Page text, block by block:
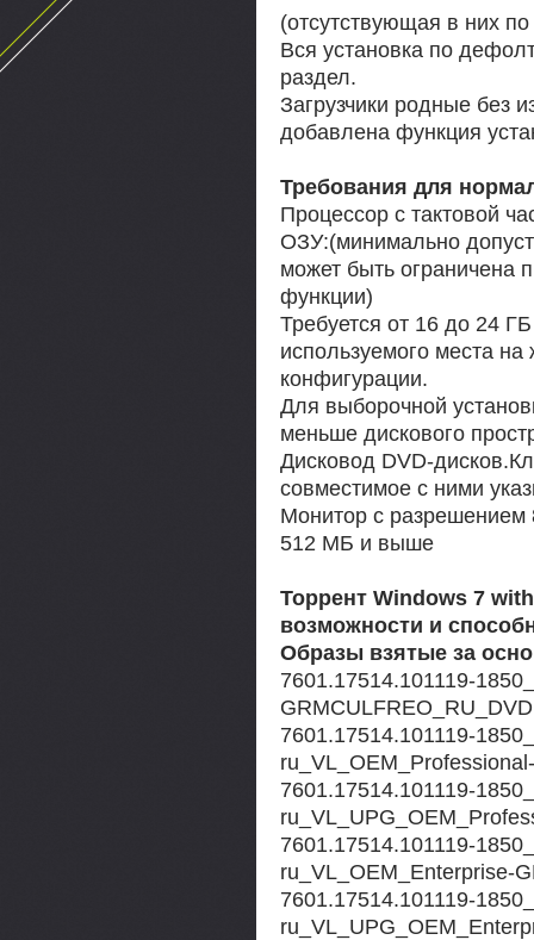
(отсутствующая в них
Вся установка по
раздел.
Загрузчики родные без
добавлена функция
Требования для
Процессор с тактовой
ОЗУ:(минимально
может быть ограничена
функции)
Требуется от 16 до 24
используемого места на
конфигурации.
Для выборочной
меньше дискового
Дисковод DVD-
совместимое с ними
Монитор с
512 МБ и выше
Торрент Windows 7
возможности и
Образы взятые за
7601.17514.101119-
GRMCULFREO_RU_DVD
7601.17514.101119-
7601.17514.101119-
7601.17514.101119-
ru_VL_OEM_Enterprise-
7601.17514.101119-